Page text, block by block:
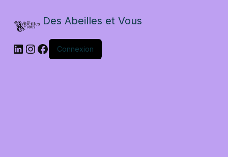
Des Abeilles et Vous
Connexion